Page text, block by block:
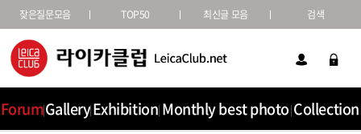
잦은질문모음 TOP50 최신글 모음 검색
ForumGalleryExhibition Monthly best photo Collection